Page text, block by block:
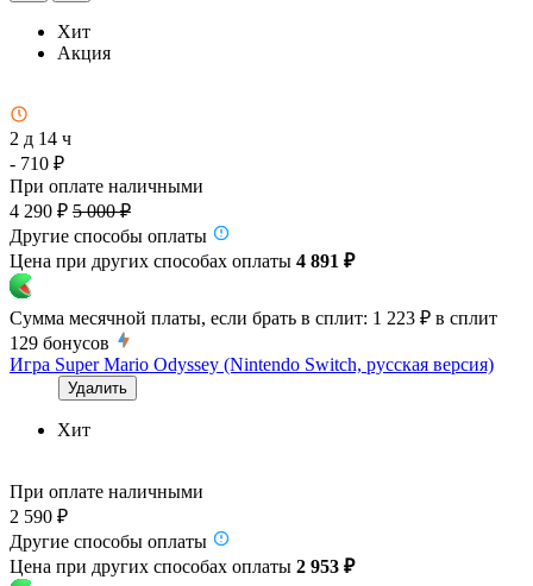
Хит
Акция
2 д 14 ч
- 710 ₽
При оплате наличными
4 290 ₽ 5 000 ₽
Другие способы оплаты
Цена при других способах оплаты 4 891 ₽
Сумма месячной платы, если брать в сплит: 1 223 ₽ в сплит
129 бонусов
Игра Super Mario Odyssey (Nintendo Switch, русская версия)
Удалить
Хит
При оплате наличными
2 590 ₽
Другие способы оплаты
Цена при других способах оплаты 2 953 ₽